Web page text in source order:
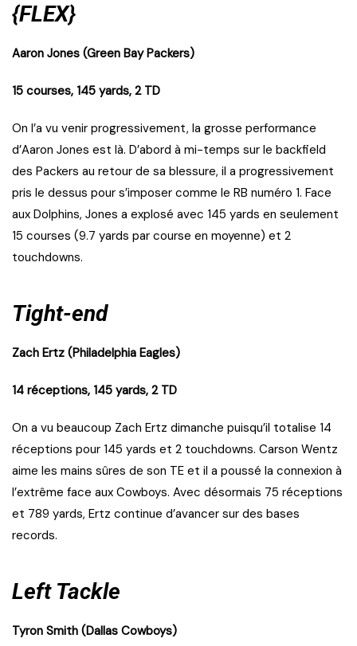
{FLEX}
Aaron Jones (Green Bay Packers)
15 courses, 145 yards, 2 TD
On l’a vu venir progressivement, la grosse performance
d’Aaron Jones est là. D’abord à mi-temps sur le backfield
des Packers au retour de sa blessure, il a progressivement
pris le dessus pour s’imposer comme le RB numéro 1. Face
aux Dolphins, Jones a explosé avec 145 yards en seulement
15 courses (9.7 yards par course en moyenne) et 2
touchdowns.
Tight-end
Zach Ertz (Philadelphia Eagles)
14 réceptions, 145 yards, 2 TD
On a vu beaucoup Zach Ertz dimanche puisqu’il totalise 14
réceptions pour 145 yards et 2 touchdowns. Carson Wentz
aime les mains sûres de son TE et il a poussé la connexion à
l’extrême face aux Cowboys. Avec désormais 75 réceptions
et 789 yards, Ertz continue d’avancer sur des bases
records.
Left Tackle
Tyron Smith (Dallas Cowboys)